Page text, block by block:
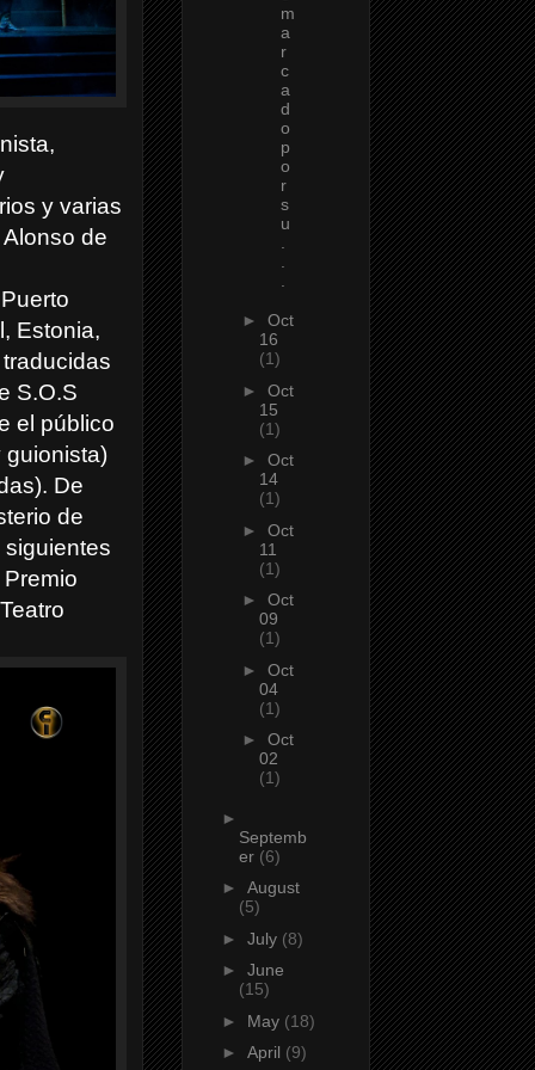
y varias
de
Estonia,
S.O.S
el público
guionista)
De
de
siguientes
m
a
r
c
a
d
o
p
o
r
s
u
► Oct
16
(1)
► Oct
15
(1)
► Oct
14
(1)
► Oct
11
(1)
► Oct
09
(1)
► Oct
04
(1)
► Oct
02
(1)
►
Septemb
er (6)
► August
(5)
► July (8)
► June
(15)
► May (18)
► April (9)